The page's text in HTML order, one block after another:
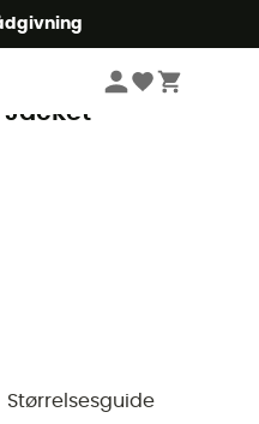
Regnjakker
-
Størrelsesguide